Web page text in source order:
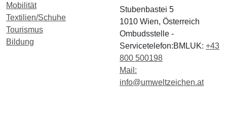
Mobilität
Textilien/Schuhe
Tourismus
Bildung
Stubenbastei 5
1010 Wien, Österreich
Ombudsstelle -
Servicetelefon:BMLUK: +43
800 500198
Mail:
info@umweltzeichen.at